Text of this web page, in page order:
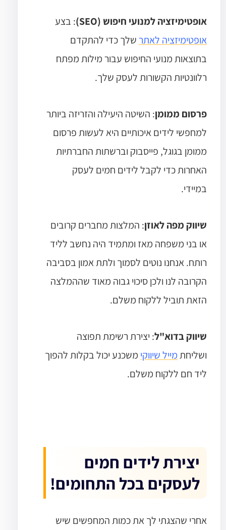
אופטימיזציה למנועי חיפוש (SEO)
: בצע
אופטימיזציה לאתרשלך כדי להתקדם
בתוצאות מנועי החיפוש עבור מילות מפתח
רלוונטיות הקשורות לעסק שלך.
פרסום ממומן: השיטה היעילה והזריזה ביותר
למחפשי לידים איכותיים היא לעשות פרסום
ממומן בגוגל, פייסבוק וברשתות החברתיות
האחרות כדי לקבל לידים חמים לעסק
במיידי.
שיווק מפה לאוזן: המלצות מחברים קרובים
או בני משפחה מאז ומתמיד היה נחשב לליד
רותח. אנחנו נוטים לסמוך ולתת אמון בסביבה
הקרובה לנו ולכן סיכוי גבוה מאוד שההמלצה
הזאת תוביל ללקוח משלם.
שיווק בדוא"ל: יצירת רשימת תפוצה
ושליחתמייל שיווקי משכנע יכול בקלות להפוך
ליד חם ללקוח משלם.
יצירת לידים חמים
לעסקים בכל התחומים!
אחרי שהצגתי לך את כמות המחפשים שיש